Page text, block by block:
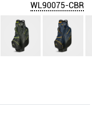
WL90075-CBR